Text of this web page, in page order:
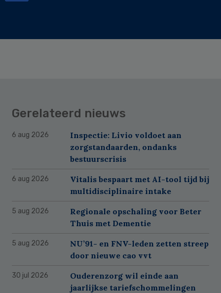
Gerelateerd nieuws
6 aug 2026
Inspectie: Livio voldoet aan
zorgstandaarden, ondanks
bestuurscrisis
6 aug 2026
Vitalis bespaart met AI-tool tijd bij
multidisciplinaire intake
5 aug 2026
Regionale opschaling voor Beter
Thuis met Dementie
5 aug 2026
NU’91- en FNV-leden zetten streep
door nieuwe cao vvt
30 jul 2026
Ouderenzorg wil einde aan
jaarlijkse tariefschommelingen